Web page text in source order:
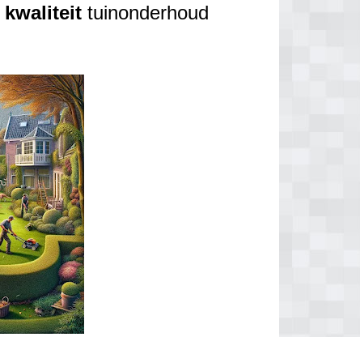
kwaliteit tuinonderhoud